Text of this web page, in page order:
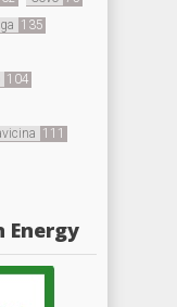
135
104
111
Energy